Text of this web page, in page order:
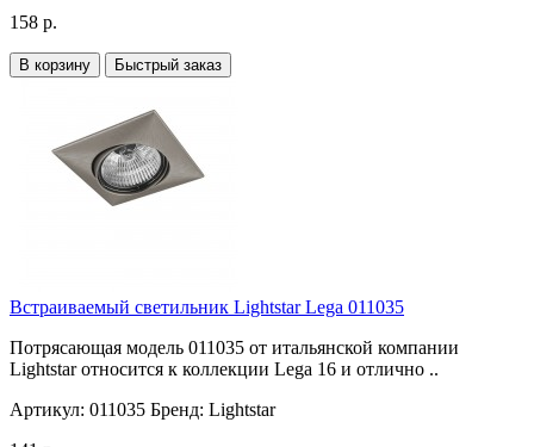
158 р.
В корзину Быстрый заказ
Встраиваемый светильник Lightstar Lega 011035
Потрясающая модель 011035 от итальянской компании
Lightstar относится к коллекции Lega 16 и отлично ..
Артикул: 011035 Бренд: Lightstar